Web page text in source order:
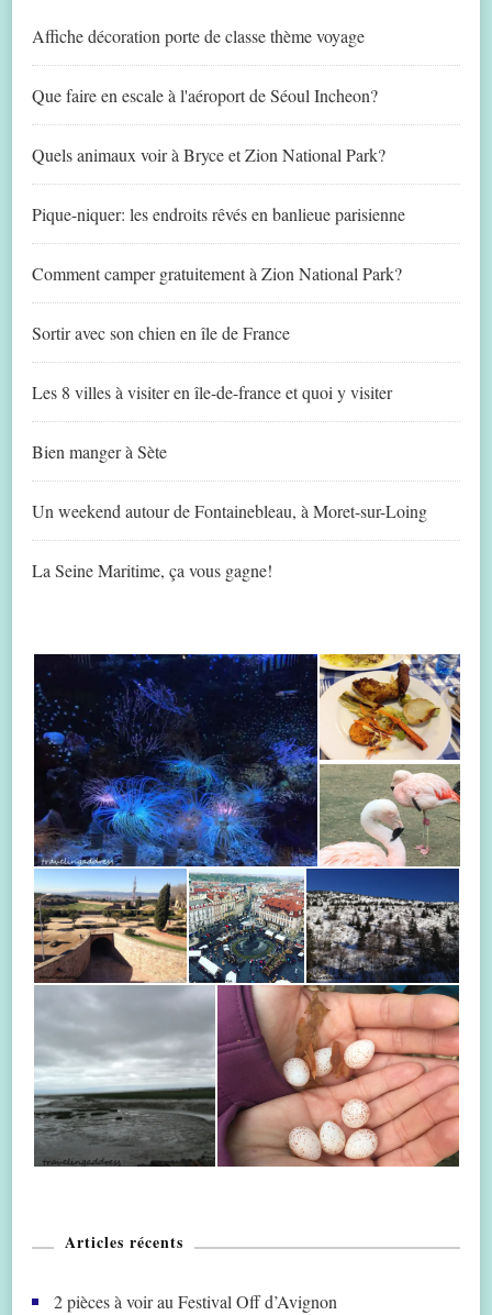
Affiche décoration porte de classe thème voyage
Que faire en escale à l'aéroport de Séoul Incheon?
Quels animaux voir à Bryce et Zion National Park?
Pique-niquer: les endroits rêvés en banlieue parisienne
Comment camper gratuitement à Zion National Park?
Sortir avec son chien en île de France
Les 8 villes à visiter en île-de-france et quoi y visiter
Bien manger à Sète
Un weekend autour de Fontainebleau, à Moret-sur-Loing
La Seine Maritime, ça vous gagne!
Articles récents
2 pièces à voir au Festival Off d’Avignon